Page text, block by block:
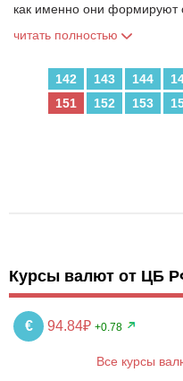
как именно они формируют
читать полностью
142 143 144
151
152 153
Курсы валют от ЦБ
€ 94.84₽ +0.78
Все курсы